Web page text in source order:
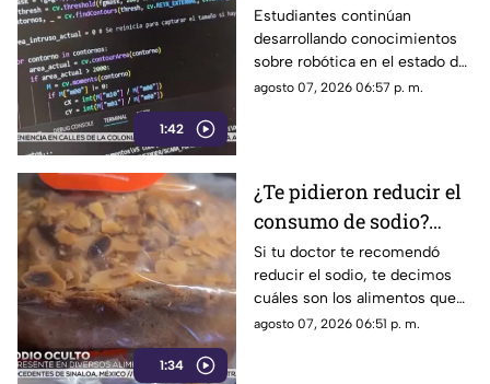
1:42
así convierten los
desechos algo útil
(+Video)
Estudiantes continúan
desarrollando conocimientos
sobre robótica en el estado de
Yucatán. Conoce los detalles.
agosto 07, 2026 06:57 p. m.
1:34
¿Te pidieron reducir el
consumo de sodio?
Estos son los alimentos
que debes EVITAR
Si tu doctor te recomendó
reducir el sodio, te decimos
cuáles son los alimentos que
debes dejar de consumir de
agosto 07, 2026 06:51 p. m.